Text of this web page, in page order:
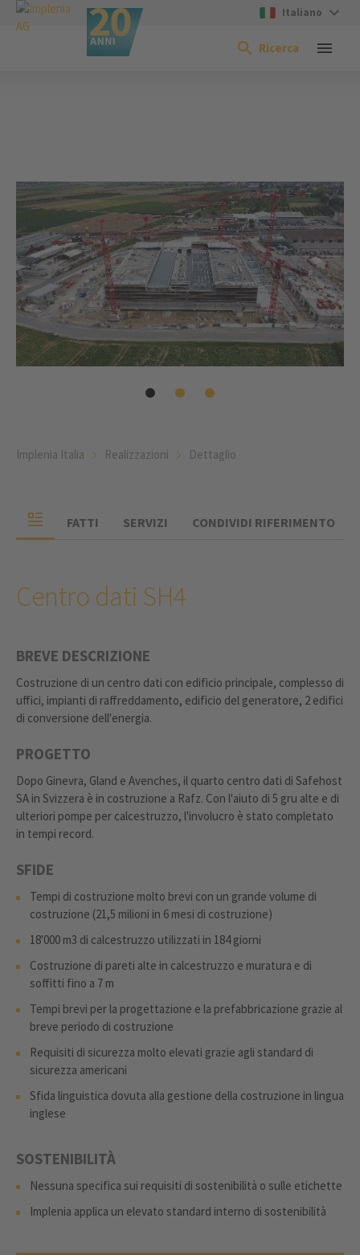
Italiano
Ricerca
Implenia Italia Realizzazioni Dettaglio
FATTI SERVIZI CONDIVIDI RIFERIMENTO
Centro dati SH4
BREVE DESCRIZIONE
Costruzione di un centro dati con edificio principale, complesso di
uffici, impianti di raffreddamento, edificio del generatore, 2 edifici
di conversione dell'energia.
PROGETTO
Dopo Ginevra, Gland e Avenches, il quarto centro dati di Safehost
SA in Svizzera è in costruzione a Rafz. Con l'aiuto di 5 gru alte e di
ulteriori pompe per calcestruzzo, l'involucro è stato completato
in tempi record.
SFIDE
Tempi di costruzione molto brevi con un grande volume di
costruzione (21,5 milioni in 6 mesi di costruzione)
18'000 m3 di calcestruzzo utilizzati in 184 giorni
Costruzione di pareti alte in calcestruzzo e muratura e di
soffitti fino a 7 m
Tempi brevi per la progettazione e la prefabbricazione grazie al
breve periodo di costruzione
Requisiti di sicurezza molto elevati grazie agli standard di
sicurezza americani
Sfida linguistica dovuta alla gestione della costruzione in lingua
inglese
SOSTENIBILITÀ
Nessuna specifica sui requisiti di sostenibilità o sulle etichette
Implenia applica un elevato standard interno di sostenibilità